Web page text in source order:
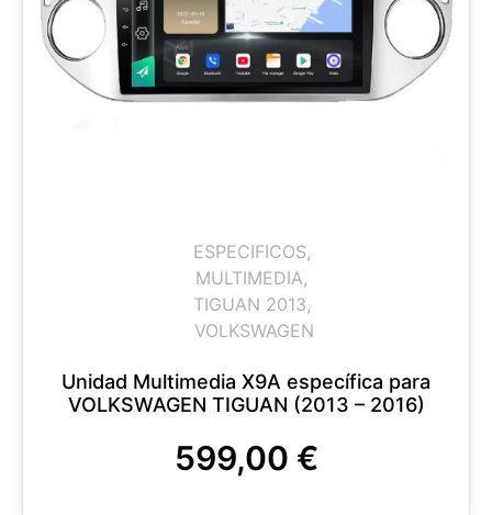
ESPECIFICOS,
MULTIMEDIA,
TIGUAN 2013,
VOLKSWAGEN
Unidad Multimedia X9A específica para
VOLKSWAGEN TIGUAN (2013 – 2016)
599,00 €